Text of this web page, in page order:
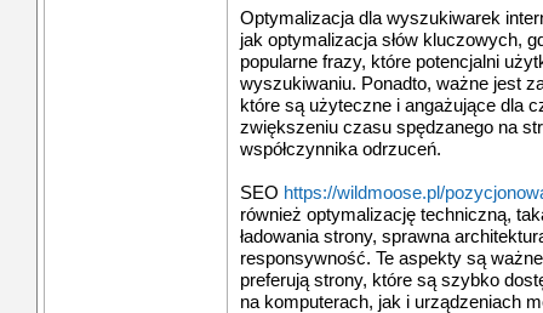
Optymalizacja dla wyszukiwarek
jak optymalizacja słów kluczowych,
popularne frazy, które potencjalni
wyszukiwaniu. Ponadto, ważne jest
które są użyteczne i angażujące dla
zwiększeniu czasu spędzanego na
współczynnika odrzuceń.
SEO https://wildmoose.pl/
również optymalizację techniczną,
ładowania strony, sprawna
responsywność. Te aspekty są
preferują strony, które są szybko
na komputerach, jak i urządzeniach